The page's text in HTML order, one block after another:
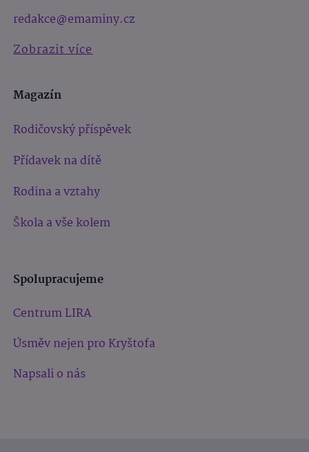
redakce@emaminy.cz
Zobrazit více
Magazín
Rodičovský příspěvek
Přídavek na dítě
Rodina a vztahy
Škola a vše kolem
Spolupracujeme
Centrum LIRA
Úsměv nejen pro Kryštofa
Napsali o nás